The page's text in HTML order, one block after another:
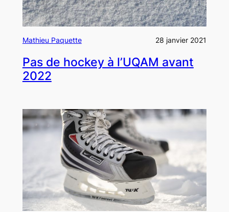
Mathieu Paquette 28 janvier 2021
Pas de hockey à l’UQAM avant
2022